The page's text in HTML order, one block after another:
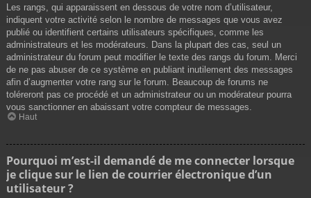
Les rangs, qui apparaissent en dessous de votre nom d’utilisateur,
indiquent votre activité selon le nombre de messages que vous avez
publié ou identifient certains utilisateurs spécifiques, comme les
administrateurs et les modérateurs. Dans la plupart des cas, seul un
administrateur du forum peut modifier le texte des rangs du forum. Merci
de ne pas abuser de ce système en publiant inutilement des messages
afin d’augmenter votre rang sur le forum. Beaucoup de forums ne
toléreront pas ce procédé et un administrateur ou un modérateur pourra
vous sanctionner en abaissant votre compteur de messages.
Haut
Pourquoi m’est-il demandé de me connecter lorsque
je clique sur le lien de courrier électronique d’un
utilisateur ?